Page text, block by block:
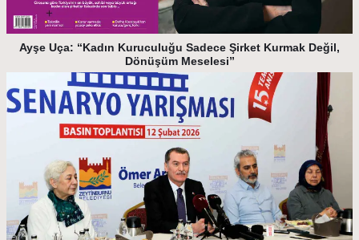
Ayşe Uça: “Kadın Kuruculuğu Sadece Şirket Kurmak Değil,
Dönüşüm Meselesi”